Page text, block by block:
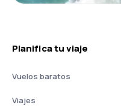
Planifica tu viaje
Vuelos baratos
Viajes